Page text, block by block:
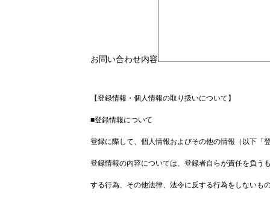
お問い合わせ内容
【登録情報・個人情報の取り扱いについて】
■登録情報について
登録に際して、個人情報およびその他の情報（以下「
登録情報の内容については、登録者自らが責任を負う
する行為、その他法律、法令に反する行為をしないも